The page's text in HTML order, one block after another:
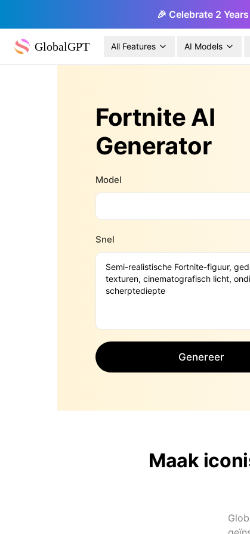
🎉 Celebrate 2
GlobalGPT All Features AI Models
Fortnite AI
Generator
Model
Snel
Genereer
Maak